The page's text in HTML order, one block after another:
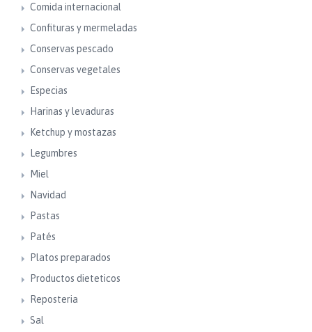
Comida internacional
Confituras y mermeladas
Conservas pescado
Conservas vegetales
Especias
Harinas y levaduras
Ketchup y mostazas
Legumbres
Miel
Navidad
Pastas
Patés
Platos preparados
Productos dieteticos
Reposteria
Sal